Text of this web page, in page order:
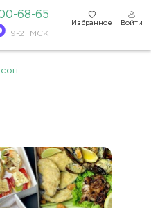
68-65
9-21 МСК
Избранное Войти